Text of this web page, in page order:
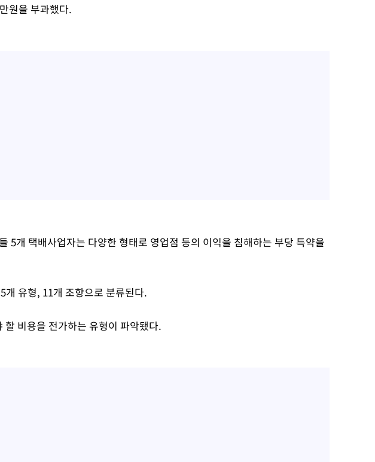
원을 부과했다.
5개 택배사업자는 다양한 형태로 영업점 등의 이익을 침해하는 부당 특약을
개 유형, 11개 조항으로 분류된다.
할 비용을 전가하는 유형이 파악됐다.